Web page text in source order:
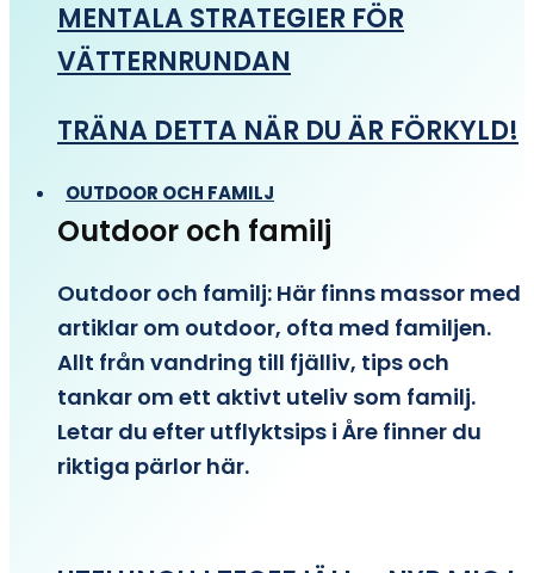
MENTALA STRATEGIER FÖR
VÄTTERNRUNDAN
TRÄNA DETTA NÄR DU ÄR FÖRKYLD!
OUTDOOR OCH FAMILJ
Outdoor och familj
Outdoor och familj: Här finns massor med
artiklar om outdoor, ofta med familjen.
Allt från vandring till fjälliv, tips och
tankar om ett aktivt uteliv som familj.
Letar du efter utflyktsips i Åre finner du
riktiga pärlor här.